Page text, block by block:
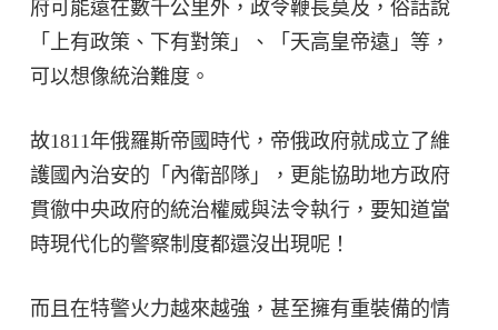
府可能遠在數千公里外，政令鞭長莫及，俗話說
「上有政策、下有對策」、「天高皇帝遠」等，
可以想像統治難度。
故1811年俄羅斯帝國時代，帝俄政府就成立了維
護國內治安的「內衛部隊」，更能協助地方政府
貫徹中央政府的統治權威與法令執行，要知道當
時現代化的警察制度都還沒出現呢！
而且在特警火力越來越強，甚至擁有重裝備的情